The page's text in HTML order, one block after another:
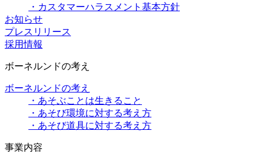
・カスタマーハラスメント基本方針
お知らせ
プレスリリース
採用情報
ボーネルンドの考え
ボーネルンドの考え
・あそぶことは生きること
・あそび環境に対する考え方
・あそび道具に対する考え方
事業内容